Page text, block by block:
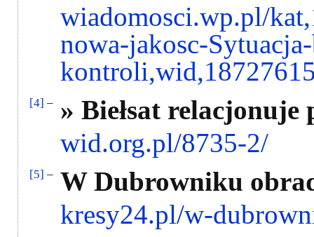
wiadomosci.wp.pl/
nowa-jakosc-
[4] – » Biełsat relacjonuje
wid.org.pl/8735-2/
[5] – W Dubrowniku
kresy24.pl/w-